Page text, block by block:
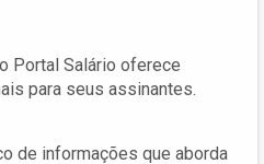
Portal Salário oferece
para seus assinantes.
de informações que aborda